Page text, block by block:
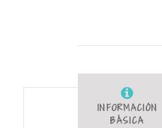
INFORMACIÓN
BÁSICA